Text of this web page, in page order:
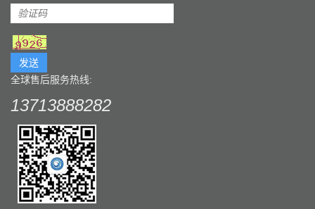
发送
全球售后服务热线:
13713888282